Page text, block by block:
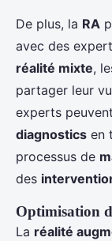
De plus, la RA
avec des
réalité mixte,
partager leur
experts
diagnostics en
processus de
des
Optimisation
La réalité